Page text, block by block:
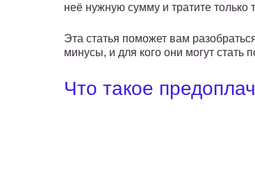
неё нужную сумму и тратите только
Эта статья поможет вам
минусы, и для кого они могут
Что такое